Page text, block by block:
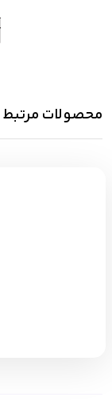
محصولات مرتبط